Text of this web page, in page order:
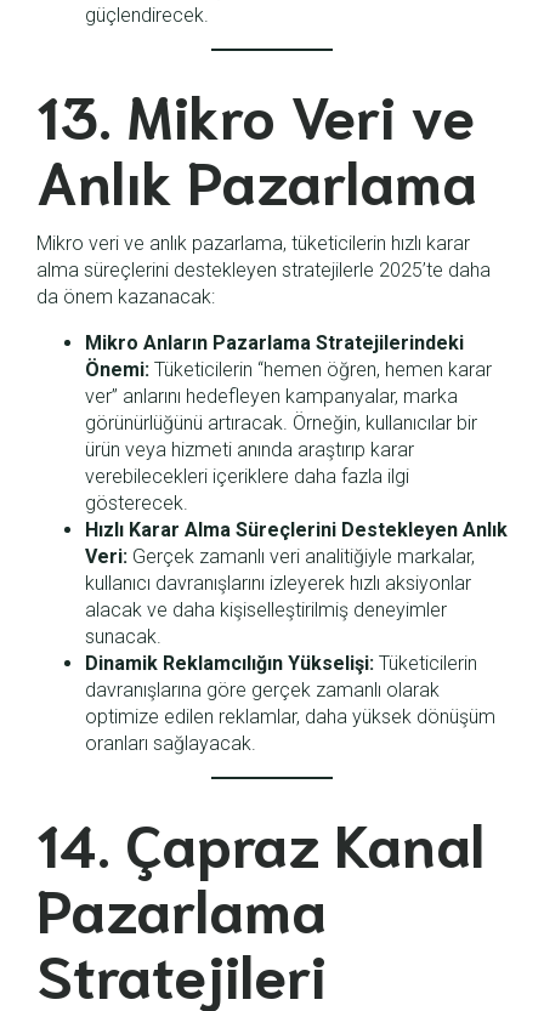
güçlendirecek.
13. Mikro Veri ve
Anlık Pazarlama
Mikro veri ve anlık pazarlama, tüketicilerin hızlı karar
alma süreçlerini destekleyen stratejilerle 2025’te daha
da önem kazanacak:
Mikro Anların Pazarlama Stratejilerindeki
Önemi: Tüketicilerin “hemen öğren, hemen karar
ver” anlarını hedefleyen kampanyalar, marka
görünürlüğünü artıracak. Örneğin, kullanıcılar bir
ürün veya hizmeti anında araştırıp karar
verebilecekleri içeriklere daha fazla ilgi
gösterecek.
Hızlı Karar Alma Süreçlerini Destekleyen Anlık
Veri: Gerçek zamanlı veri analitiğiyle markalar,
kullanıcı davranışlarını izleyerek hızlı aksiyonlar
alacak ve daha kişiselleştirilmiş deneyimler
sunacak.
Dinamik Reklamcılığın Yükselişi: Tüketicilerin
davranışlarına göre gerçek zamanlı olarak
optimize edilen reklamlar, daha yüksek dönüşüm
oranları sağlayacak.
14. Çapraz Kanal
Pazarlama
Stratejileri